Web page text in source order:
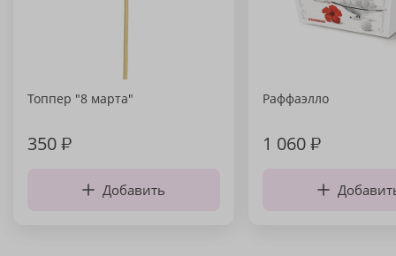
Топпер "8 марта"
350₽
Добавить
Раффаэлло
1 060₽